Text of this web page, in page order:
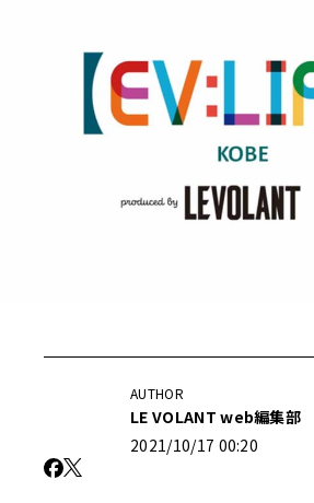
AUTHOR
LE VOLANT web編集部
2021/10/17 00:20